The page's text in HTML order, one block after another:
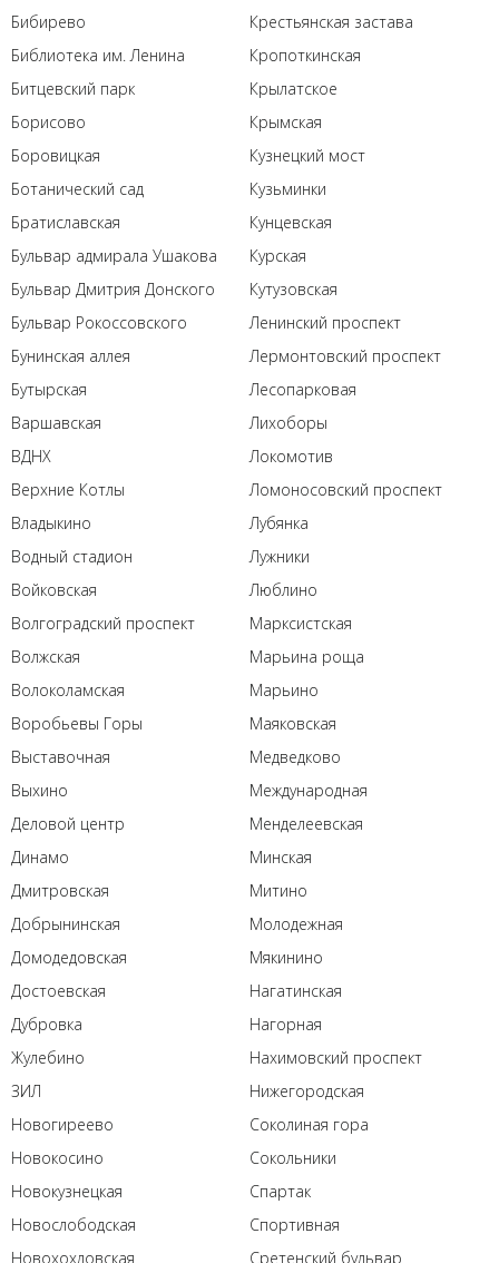
Бибирево
Библиотека им. Ленина
Битцевский парк
Борисово
Боровицкая
Ботанический сад
Братиславская
Бульвар адмирала Ушакова
Бульвар Дмитрия Донского
Бульвар Рокоссовского
Бунинская аллея
Бутырская
Варшавская
ВДНХ
Верхние Котлы
Владыкино
Водный стадион
Войковская
Волгоградский проспект
Волжская
Волоколамская
Воробьевы Горы
Выставочная
Выхино
Деловой центр
Динамо
Дмитровская
Добрынинская
Домодедовская
Достоевская
Дубровка
Жулебино
ЗИЛ
Крестьянская застава
Кропоткинская
Крылатское
Крымская
Кузнецкий мост
Кузьминки
Кунцевская
Курская
Кутузовская
Ленинский проспект
Лермонтовский проспект
Лесопарковая
Лихоборы
Локомотив
Ломоносовский проспект
Лубянка
Лужники
Люблино
Марксистская
Марьина роща
Марьино
Маяковская
Медведково
Международная
Менделеевская
Минская
Митино
Молодежная
Мякинино
Нагатинская
Нагорная
Нахимовский проспект
Нижегородская
Новогиреево
Новокосино
Новокузнецкая
Новослободская
Новохохловская
Соколиная гора
Сокольники
Спартак
Спортивная
Сретенский бульвар